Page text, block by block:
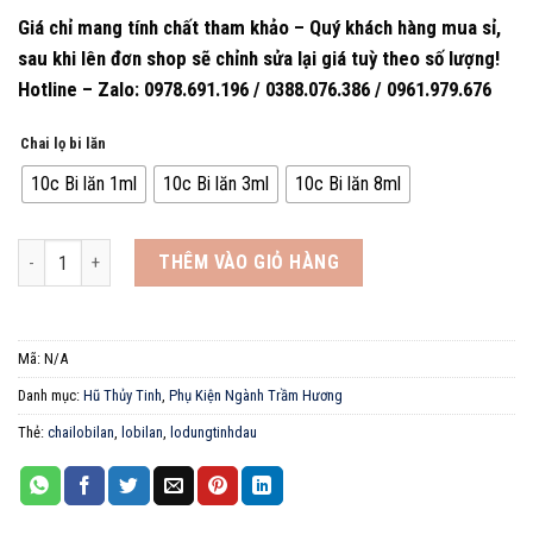
Giá chỉ mang tính chất tham khảo – Quý khách hàng mua sỉ,
sau khi lên đơn shop sẽ chỉnh sửa lại giá tuỳ theo số lượng!
Hotline – Zalo: 0978.691.196 / 0388.076.386 / 0961.979.676
Chai lọ bi lăn
10c Bi lăn 1ml 10c Bi lăn 3ml 10c Bi lăn 8ml
[COMBO 10] Chai lọ bi lăn chiết nước hoa, tinh dầu 1ml/ 3ml/ 8ml số
THÊM VÀO GIỎ HÀNG
Mã: N/A
Danh mục: Hũ Thủy Tinh, Phụ Kiện Ngành Trầm Hương
Thẻ: chailobilan, lobilan, lodungtinhdau